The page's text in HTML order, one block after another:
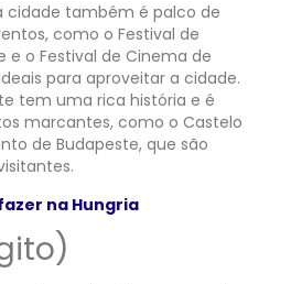
cidade também é palco de
como o Festival de
e o Festival de Cinema de
para aproveitar a cidade.
tem uma rica história e é
marcantes, como o Castelo
de Budapeste, que são
na Hungria